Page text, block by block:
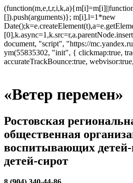
[]).push(arguments)}; m[i].l=1*new
document, "script", "https://
ym(55835302, "init", { clickmap:true,
accurateTrackBounce:true,
«Ветер перемен»
Ростовская
общественная
воспитывающих
детей-сирот